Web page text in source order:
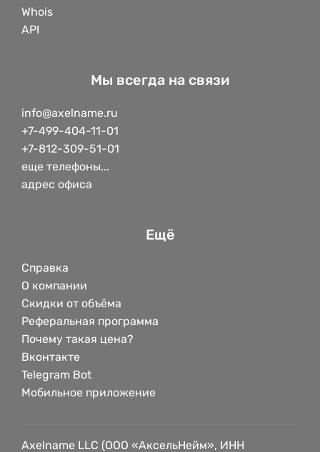
Whois
API
Мы всегда на связи
info@axelname.ru
+7-499-404-11-01
+7-812-309-51-01
еще телефоны...
адрес офиса
Ещё
Справка
О компании
Скидки от объёма
Реферальная программа
Почему такая цена?
Вконтакте
Telegram Bot
Мобильное приложение
Axelname LLC (ООО «АксельНейм», ИНН